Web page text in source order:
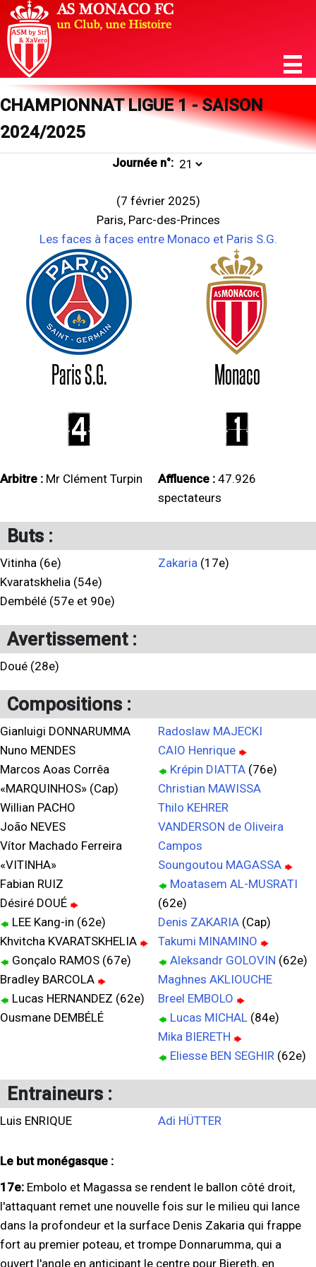
CHAMPIONNAT LIGUE 1 - SAISON
2024/2025
Journée n°:
(7 février 2025)
Paris, Parc-des-Princes
Les faces à faces entre Monaco et Paris S.G.
Paris S.G. Monaco
4 1
Arbitre : Mr Clément Turpin Affluence : 47.926
spectateurs
Buts :
Vitinha (6e)
Kvaratskhelia (54e)
Dembélé (57e et 90e)
Zakaria (17e)
Avertissement :
Doué (28e)
Compositions :
Gianluigi DONNARUMMA
Nuno MENDES
Marcos Aoas Corrêa
«MARQUINHOS» (Cap)
Willian PACHO
João NEVES
Vítor Machado Ferreira
«VITINHA»
Fabian RUIZ
Désiré DOUÉ
LEE Kang-in (62e)
Khvitcha KVARATSKHELIA
Gonçalo RAMOS (67e)
Bradley BARCOLA
Lucas HERNANDEZ (62e)
Ousmane DEMBÉLÉ
Radoslaw MAJECKI
CAIO Henrique
Krépin DIATTA (76e)
Christian MAWISSA
Thilo KEHRER
VANDERSON de Oliveira
Campos
Soungoutou MAGASSA
Moatasem AL-MUSRATI
(62e)
Denis ZAKARIA (Cap)
Takumi MINAMINO
Aleksandr GOLOVIN (62e)
Maghnes AKLIOUCHE
Breel EMBOLO
Lucas MICHAL (84e)
Mika BIERETH
Eliesse BEN SEGHIR (62e)
Entraineurs :
Luis ENRIQUE Adi HÜTTER
Le but monégasque :
17e: Embolo et Magassa se rendent le ballon côté droit,
l'attaquant remet une nouvelle fois sur le milieu qui lance
dans la profondeur et la surface Denis Zakaria qui frappe
fort au premier poteau, et trompe Donnarumma, qui a
ouvert l'angle en anticipant le centre pour Biereth, en